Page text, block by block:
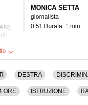
MONICA SETTA
giornalista
0:51 Durata: 1 min
Corriere della Sera
0:52 Durata: 3 min
DESTRA
ORE ISTRUZIONE